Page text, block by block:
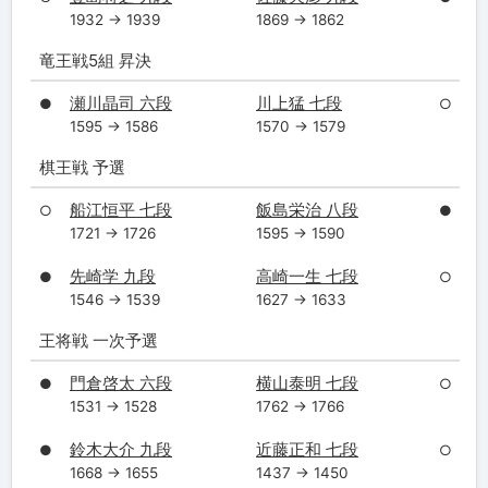
1932 → 1939 1869 → 1862
竜王戦5組 昇決
● 瀬川晶司 六段
1595 → 1586
川上猛 七段
1570 → 1579
○
棋王戦 予選
○ 船江恒平 七段
1721 → 1726
飯島栄治 八段
1595 → 1590
●
● 先崎学 九段
1546 → 1539
高崎一生 七段
1627 → 1633
○
王将戦 一次予選
● 門倉啓太 六段
1531 → 1528
横山泰明 七段
1762 → 1766
○
● 鈴木大介 九段
1668 → 1655
近藤正和 七段
1437 → 1450
○